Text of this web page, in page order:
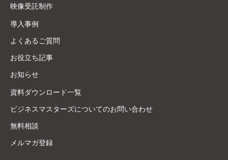
映像受託制作
導入事例
よくあるご質問
お役立ち記事
お知らせ
資料ダウンロード一覧
ビジネスマスターズについてのお問い合わせ
無料相談
メルマガ登録